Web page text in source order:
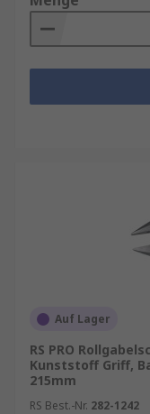
Auf Lager
RS PRO
Kunststoff Griff,
215mm
RS Best.-Nr. 282-1242